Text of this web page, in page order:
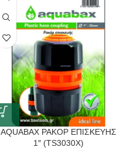
AQUABAX ΡΑΚΟΡ ΕΠΙΣΚΕΥΗΣ
1″ (TS3030X)